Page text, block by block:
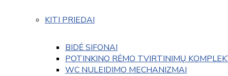
KITI PRIEDAI
BIDĖ SIFONAI
POTINKINO RĖMO TVIRTINIMŲ
WC NULEIDIMO MECHANIZMAI